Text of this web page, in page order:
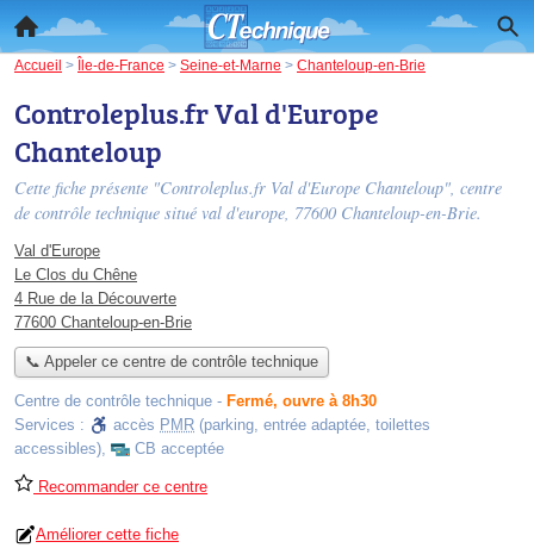
Accueil > Île-de-France > Seine-et-Marne > Chanteloup-en-Brie
Controleplus.fr Val d'Europe
Chanteloup
Cette fiche présente "Controleplus.fr Val d'Europe Chanteloup", centre
de contrôle technique situé val d'europe, 77600 Chanteloup-en-Brie.
Val d'Europe
Le Clos du Chêne
4 Rue de la Découverte
77600 Chanteloup-en-Brie
📞 Appeler ce centre de contrôle technique
Centre de contrôle technique - Fermé, ouvre à 8h30
Services :
accès PMR (parking, entrée adaptée, toilettes
accessibles), CB acceptée
Recommander ce centre
Améliorer cette fiche